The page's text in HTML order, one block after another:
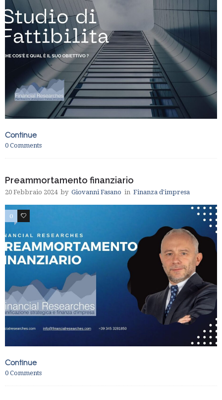
Continue
0 Comments
Preammortamento finanziario
20 Febbraio 2024 by Giovanni Fasano in Finanza d'impresa
0 0
Continue
0 Comments